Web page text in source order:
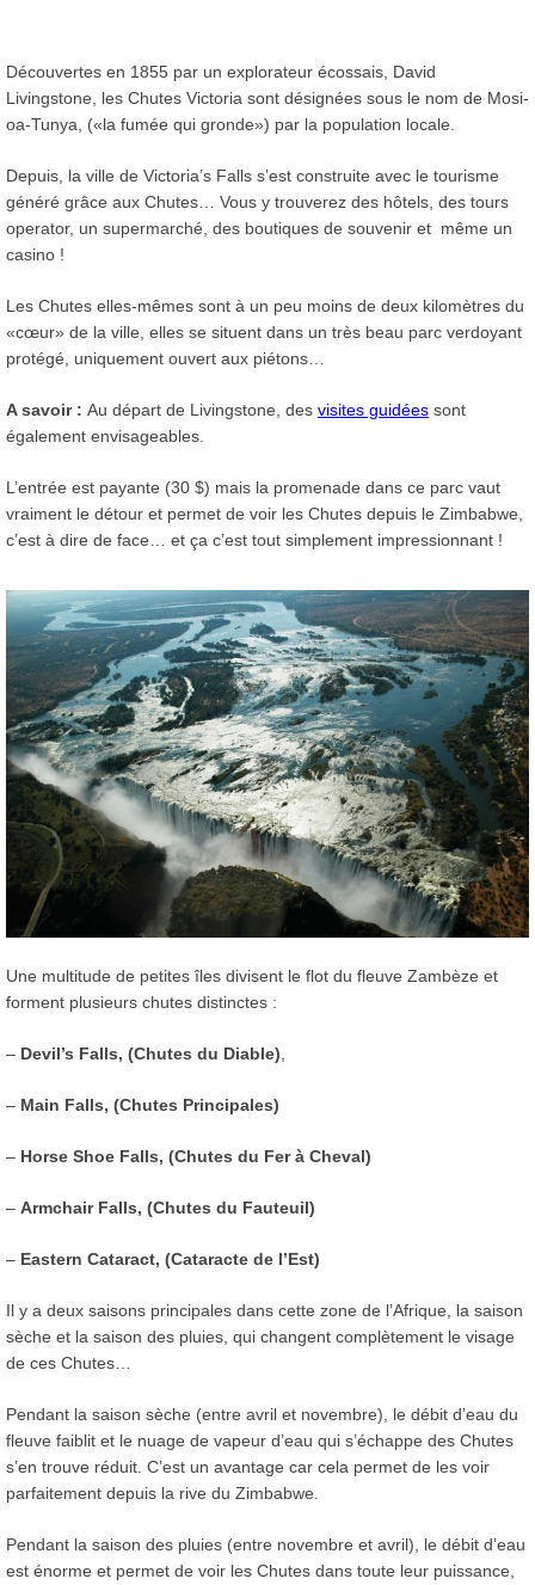
Découvertes en 1855 par un explorateur écossais, David
Livingstone, les Chutes Victoria sont désignées sous le nom de Mosi-
oa-Tunya, («la fumée qui gronde») par la population locale.
Depuis, la ville de Victoria’s Falls s’est construite avec le tourisme
généré grâce aux Chutes… Vous y trouverez des hôtels, des tours
operator, un supermarché, des boutiques de souvenir et même un
casino !
Les Chutes elles-mêmes sont à un peu moins de deux kilomètres du
«cœur» de la ville, elles se situent dans un très beau parc verdoyant
protégé, uniquement ouvert aux piétons…
A savoir : Au départ de Livingstone, des visites guidées sont
également envisageables.
L’entrée est payante (30 $) mais la promenade dans ce parc vaut
vraiment le détour et permet de voir les Chutes depuis le Zimbabwe,
c’est à dire de face… et ça c’est tout simplement impressionnant !
Une multitude de petites îles divisent le flot du fleuve Zambèze et
forment plusieurs chutes distinctes :
– Devil’s Falls, (Chutes du Diable)
– Main Falls, (Chutes Principales)
– Horse Shoe Falls, (Chutes du Fer à Cheval)
– Armchair Falls, (Chutes du Fauteuil)
– Eastern Cataract, (Cataracte de l’Est)
Il y a deux saisons principales dans cette zone de l’Afrique, la saison
sèche et la saison des pluies, qui changent complètement le visage
de ces Chutes…
Pendant la saison sèche (entre avril et novembre), le débit d’eau du
fleuve faiblit et le nuage de vapeur d’eau qui s’échappe des Chutes
s’en trouve réduit. C’est un avantage car cela permet de les voir
parfaitement depuis la rive du Zimbabwe.
Pendant la saison des pluies (entre novembre et avril), le débit d’eau
est énorme et permet de voir les Chutes dans toute leur puissance,